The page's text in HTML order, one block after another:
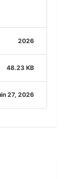
2026
48.23 KB
27, 2026